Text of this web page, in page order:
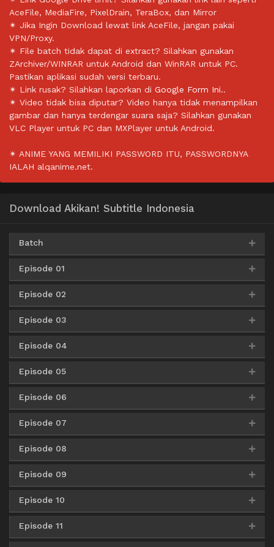
AceFile, MediaFire, PixelDrain, TeraBox, dan Mirror
✴ Jika Ingin Download lewat link AceFile, jangan pakai
VPN/Proxy.
✴ File batch tidak dapat di extract? Silahkan gunakan
ZArchiver/WINRAR untuk Android dan WinRAR untuk PC.
Pastikan aplikasi sudah versi terbaru.
✴ Link rusak? Silahkan laporkan di Google Form Ini..
✴ Video tidak bisa diputar? Video hanya tidak menampilkan
gambar dan hanya terdengar suara saja? Silahkan gunakan
VLC Player untuk PC dan MXPlayer untuk Android.
✴ ANIME YANG MEMILIKI PASSWORD ITU, PASSWORDNYA
IALAH alqanime.net.
Download Akikan! Subtitle Indonesia
Batch
360p Google Drive
480p
Episode 01
360p AceFile
480p
Episode 02
360p AceFile
480p
Episode 03
360p AceFile
480p
Episode 04
360p AceFile
480p
Episode 05
360p AceFile
480p
Episode 06
360p AceFile
480p
Episode 07
360p AceFile
480p
Episode 08
360p AceFile
480p
Episode 09
360p AceFile
480p
Episode 10
360p AceFile
Episode 11